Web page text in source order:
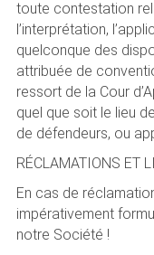
toute contestation
l’interprétation,
quelconque des
attribuée de
ressort de la Cour
quel que soit le lieu
de défendeurs, ou
RÉCLAMATIONS ET
En cas de
impérativement
notre Société !